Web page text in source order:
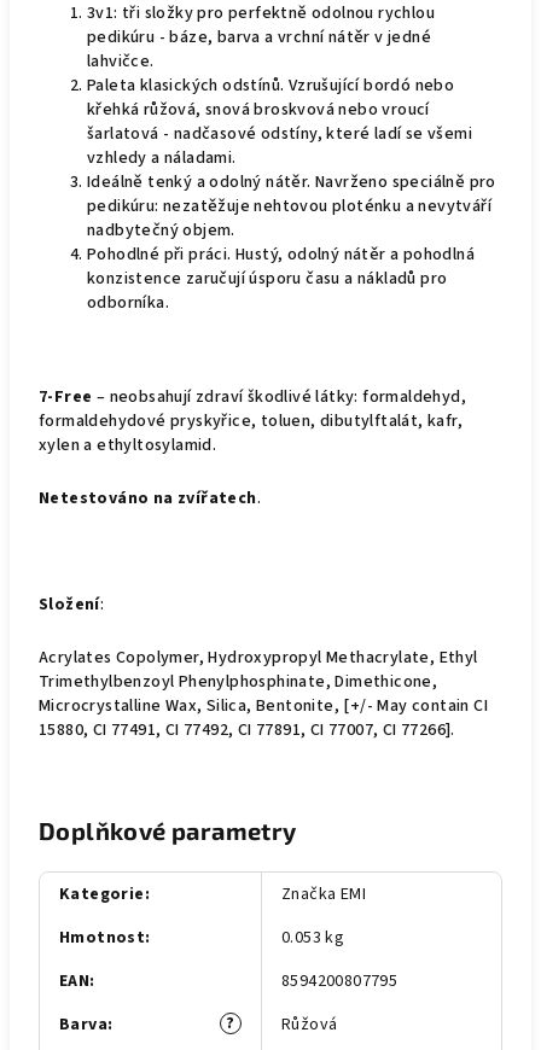
3v1: tři složky pro perfektně odolnou rychlou
pedikúru - báze, barva a vrchní nátěr v jedné
lahvičce.
Paleta klasických odstínů. Vzrušující bordó nebo
křehká růžová, snová broskvová nebo vroucí
šarlatová - nadčasové odstíny, které ladí se všemi
vzhledy a náladami.
Ideálně tenký a odolný nátěr. Navrženo speciálně pro
pedikúru: nezatěžuje nehtovou ploténku a nevytváří
nadbytečný objem.
Pohodlné při práci. Hustý, odolný nátěr a pohodlná
konzistence zaručují úsporu času a nákladů pro
odborníka.
7-Free – neobsahují zdraví škodlivé látky: formaldehyd,
formaldehydové pryskyřice, toluen, dibutylftalát, kafr,
xylen a ethyltosylamid.
Netestováno na zvířatech.
Složení:
Acrylates Copolymer, Hydroxypropyl Methacrylate, Ethyl
Trimethylbenzoyl Phenylphosphinate, Dimethicone,
Microcrystalline Wax, Silica, Bentonite, [+/- May contain CI
15880, CI 77491, CI 77492, CI 77891, CI 77007, CI 77266].
Doplňkové parametry
Kategorie:
Značka EMI
Hmotnost:
0.053 kg
EAN:
8594200807795
?
Barva: Růžová